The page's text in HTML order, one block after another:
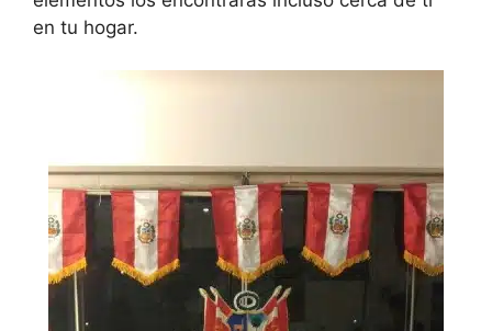
en tu hogar.